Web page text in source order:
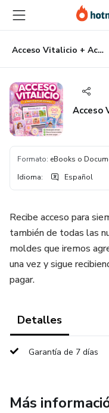
principal
página
de
página
Acceso Vitalicio + Actualizaciones
Acceso
Formato: eBooks o
Idioma: Español
Recibe acceso para
también de todas las
moldes que iremos
una vez y sigue
pagar.
Detalles
Garantía de 7 días
Más